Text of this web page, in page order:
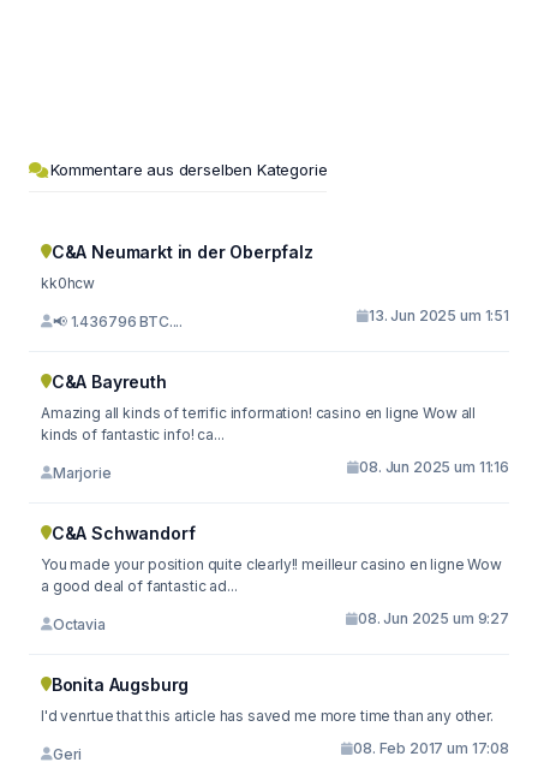
Kommentare aus derselben Kategorie
C&A Neumarkt in der Oberpfalz
kk0hcw
📢 1.436796 BTC.... 13. Jun 2025 um 1:51
C&A Bayreuth
Amazing all kinds of terrific information! casino en ligne Wow all
kinds of fantastic info! ca...
Marjorie 08. Jun 2025 um 11:16
C&A Schwandorf
You made your position quite clearly!! meilleur casino en ligne Wow
a good deal of fantastic ad...
Octavia 08. Jun 2025 um 9:27
Bonita Augsburg
I'd venrtue that this article has saved me more time than any other.
Geri 08. Feb 2017 um 17:08